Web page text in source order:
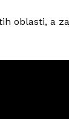
oblasti, a